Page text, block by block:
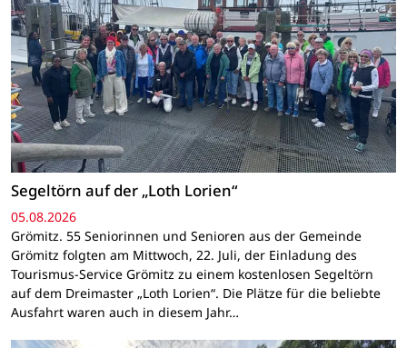
Segeltörn auf der „Loth Lorien“
05.08.2026
Grömitz. 55 Seniorinnen und Senioren aus der Gemeinde
Grömitz folgten am Mittwoch, 22. Juli, der Einladung des
Tourismus-Service Grömitz zu einem kostenlosen Segeltörn
auf dem Dreimaster „Loth Lorien“. Die Plätze für die beliebte
Ausfahrt waren auch in diesem Jahr…